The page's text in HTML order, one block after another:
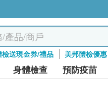
檢送現金券/禮品 美邦體檢優惠
身體檢查 預防疫苗